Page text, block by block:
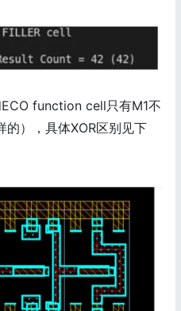
function cell只有M1不
），具体XOR区别见下